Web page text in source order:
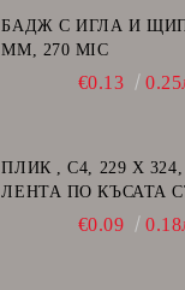
БАДЖ С ИГЛА И
ММ, 270 MIC
€0.13
ПЛИК , C4, 229 Х
ЛЕНТА ПО КЪСАТА
€0.09